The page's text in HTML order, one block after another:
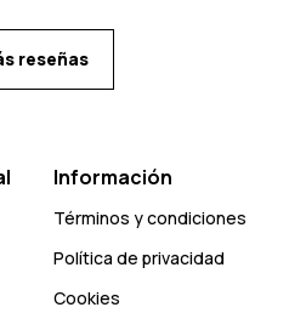
reseñas
Información
Términos y condiciones
Política de privacidad
Cookies